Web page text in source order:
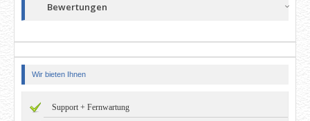
Bewertungen
Wir bieten Ihnen
Support + Fernwartung